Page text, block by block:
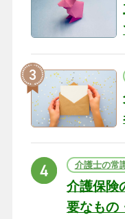
介護士の常
介護保険
要なもの